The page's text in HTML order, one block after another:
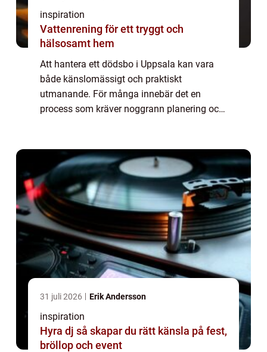
inspiration
Vattenrening för ett tryggt och
hälsosamt hem
Att hantera ett dödsbo i Uppsala kan vara
både känslomässigt och praktiskt
utmanande. För många innebär det en
process som kräver noggrann planering och
31 juli 2026 Erik Andersson
inspiration
Hyra dj så skapar du rätt känsla på fest,
bröllop och event